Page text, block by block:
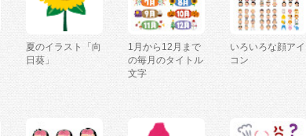
夏のイラスト「向
日葵」
1月から12月まで
の毎月のタイトル
文字
いろいろな顔アイ
コン